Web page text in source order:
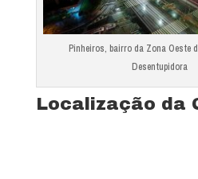
Pinheiros, bairro da Zona Oeste
Desentupidora
Localização da